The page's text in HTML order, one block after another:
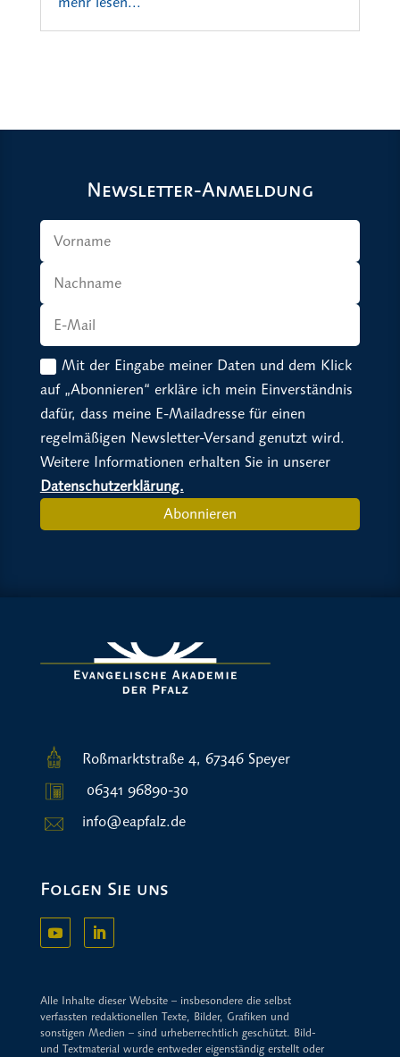
Newsletter-Anmeldung
Mit der Eingabe meiner Daten und dem Klick
auf „Abonnieren“ erkläre ich mein Einverständnis
dafür, dass meine E-Mailadresse für einen
regelmäßigen Newsletter-Versand genutzt wird.
Weitere Informationen erhalten Sie in unserer
Datenschutzerklärung.
Abonnieren
Roßmarktstraße 4, 67346 Speyer
06341 96890-30
info@eapfalz.de
Folgen Sie uns
Alle Inhalte dieser Website – insbesondere die selbst
verfassten redaktionellen Texte, Bilder, Grafiken und
sonstigen Medien – sind urheberrechtlich geschützt. Bild-
und Textmaterial wurde entweder eigenständig erstellt oder